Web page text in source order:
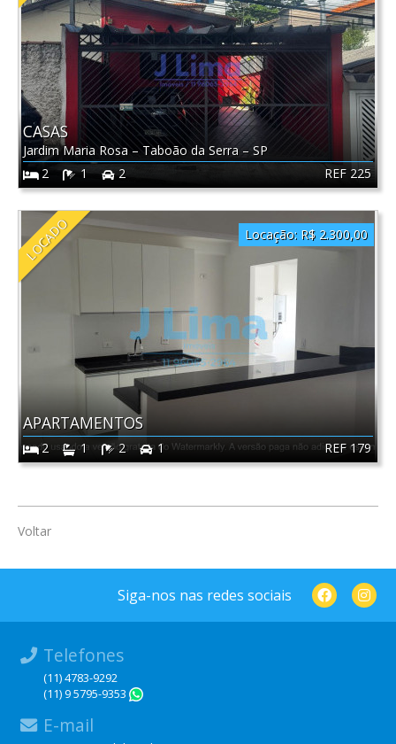
REF 225
CASAS
Jardim Maria Rosa– Taboão da Serra – SP
2
1 2
LOCADO
REF 179
APARTAMENTOS
2 1 2 1
Locação: R$ 2.300,00
Voltar
Siga-nos nas redes sociais
Telefones
(11) 4783-9292
(11) 9 5795-9353
E-mail